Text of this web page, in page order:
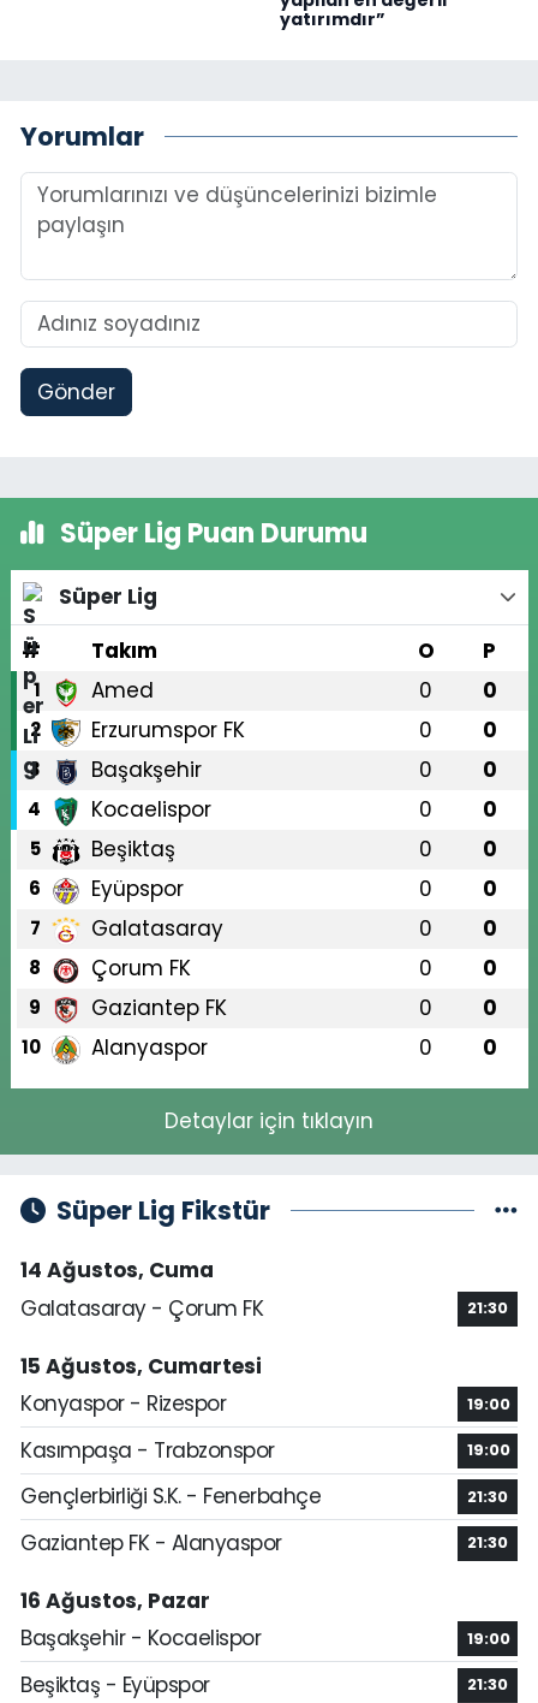
yatırımdır”
Yorumlar
Gönder
Süper Lig Puan Durumu
Süper Lig
#
Takım O P
1 Amed 0 0
2 Erzurumspor FK 0 0
3 Başakşehir 0 0
4 Kocaelispor 0 0
5 Beşiktaş 0 0
6 Eyüpspor 0 0
7 Galatasaray 0 0
8 Çorum FK 0 0
9 Gaziantep FK 0 0
10 Alanyaspor 0 0
Detaylar için tıklayın
Süper Lig Fikstür
14 Ağustos, Cuma
Galatasaray - Çorum FK
21:30
15 Ağustos, Cumartesi
Konyaspor - Rizespor
19:00
Kasımpaşa - Trabzonspor 19:00
Gençlerbirliği S.K. - Fenerbahçe 21:30
Gaziantep FK - Alanyaspor 21:30
16 Ağustos, Pazar
Başakşehir - Kocaelispor
19:00
Beşiktaş - Eyüpspor 21:30